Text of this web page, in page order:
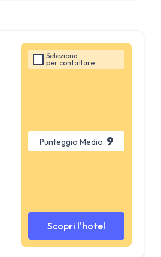
Seleziona
per contattare
Punteggio Medio: 9
Scopri l'hotel